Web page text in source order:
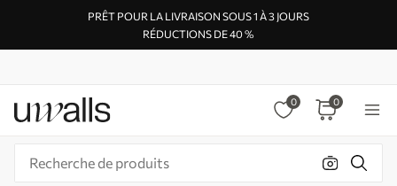
PRÊT POUR LA LIVRAISON SOUS 1 À 3 JOURS
RÉDUCTIONS DE 40 %
0 0